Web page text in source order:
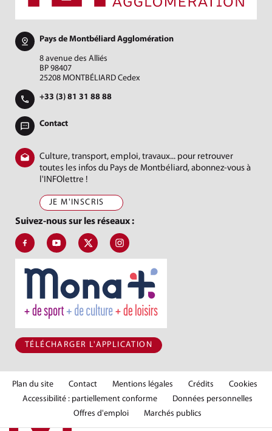
Pays de Montbéliard Agglomération
8 avenue des Alliés
BP 98407
25208 MONTBÉLIARD Cedex
+33 (3) 81 31 88 88
Contact
Culture, transport, emploi, travaux... pour retrouver
toutes les infos du Pays de Montbéliard, abonnez-vous à
l'INFOlettre !
JE M'INSCRIS
Suivez-nous sur les réseaux :
Suivez-nous sur Facebook, J'aime le Pays de Montbéliard
Suivez-nous sur Youtube, Pays de Montbéliard
Suivez-nous sur X, Pays de Montbéliard
Suivez-nous sur Instagram, Pays de
TÉLÉCHARGER L'APPLICATION
Plan du site Contact Mentions légales Crédits
Cookies
Accessibilité : partiellement conforme
Données personnelles
Offres d'emploi
Marchés publics